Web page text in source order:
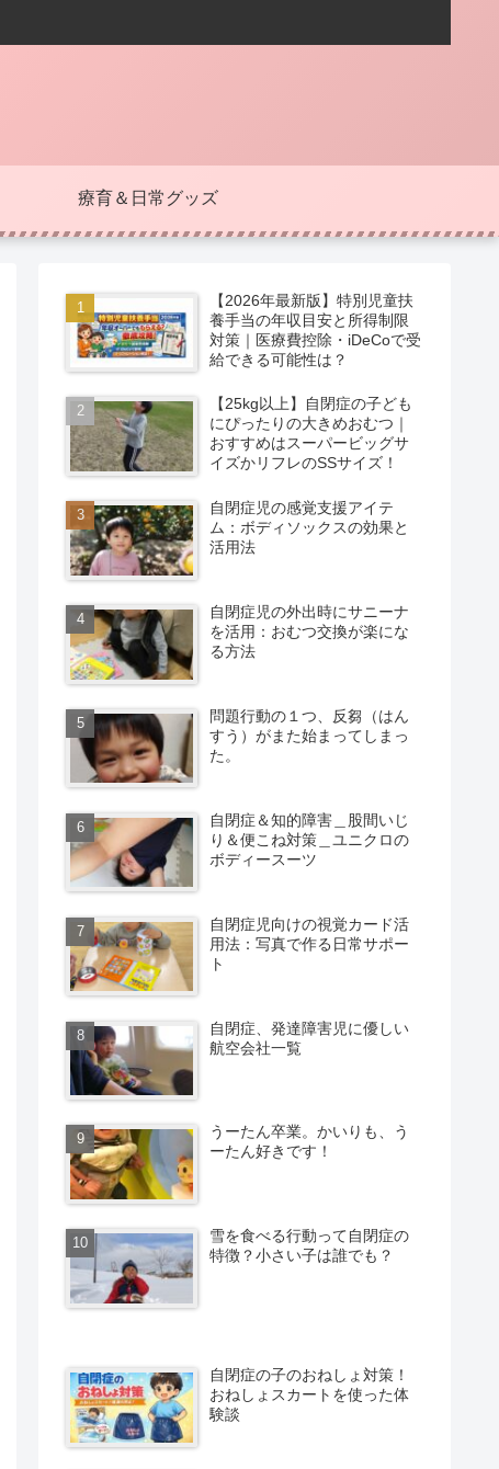
療育＆日常グッズ
【2026年最新版】特別児童扶
養手当の年収目安と所得制限
対策｜医療費控除・iDeCoで受
給できる可能性は？
【25kg以上】自閉症の子ども
にぴったりの大きめおむつ｜
おすすめはスーパービッグサ
イズかリフレのSSサイズ！
自閉症児の感覚支援アイテ
ム：ボディソックスの効果と
活用法
自閉症児の外出時にサニーナ
を活用：おむつ交換が楽にな
る方法
問題行動の１つ、反芻（はん
すう）がまた始まってしまっ
た。
自閉症＆知的障害＿股間いじ
り＆便こね対策＿ユニクロの
ボディースーツ
自閉症児向けの視覚カード活
用法：写真で作る日常サポー
ト
自閉症、発達障害児に優しい
航空会社一覧
うーたん卒業。かいりも、う
ーたん好きです！
雪を食べる行動って自閉症の
特徴？小さい子は誰でも？
自閉症の子のおねしょ対策！
おねしょスカートを使った体
験談